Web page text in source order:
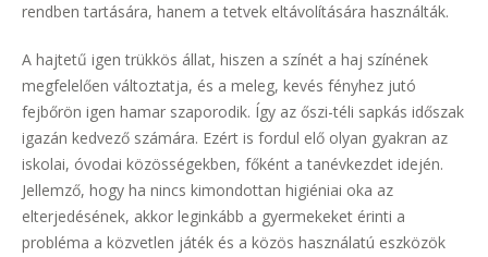
rendben tartására, hanem a tetvek eltávolítására használták.
A hajtetű igen trükkös állat, hiszen a színét a haj színének
megfelelően változtatja, és a meleg, kevés fényhez jutó
fejbőrön igen hamar szaporodik. Így az őszi-téli sapkás időszak
igazán kedvező számára. Ezért is fordul elő olyan gyakran az
iskolai, óvodai közösségekben, főként a tanévkezdet idején.
Jellemző, hogy ha nincs kimondottan higiéniai oka az
elterjedésének, akkor leginkább a gyermekeket érinti a
probléma a közvetlen játék és a közös használatú eszközök